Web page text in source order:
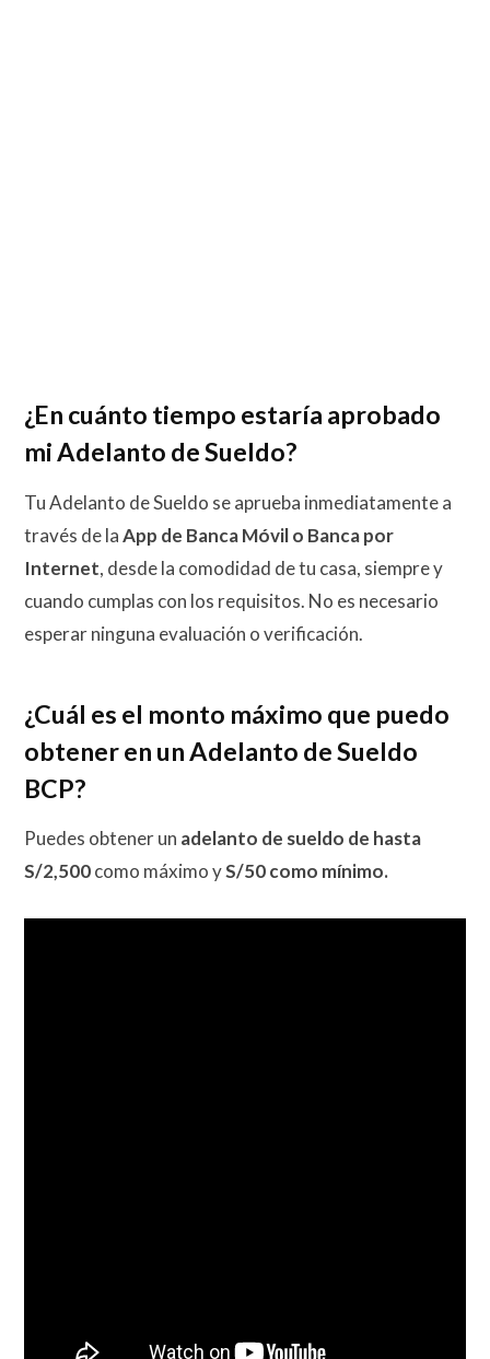
¿En cuánto tiempo estaría aprobado
mi Adelanto de Sueldo?
Tu Adelanto de Sueldo se aprueba inmediatamente a
través de laApp de Banca Móvil o Banca por
Internet, desde la comodidad de tu casa, siempre y
cuando cumplas con los requisitos. No es necesario
esperar ninguna evaluación o verificación.
¿Cuál es el monto máximo que puedo
obtener en un Adelanto de Sueldo
BCP?
Puedes obtener un adelanto de sueldo de hasta
S/2,500como máximo yS/50 como mínimo.